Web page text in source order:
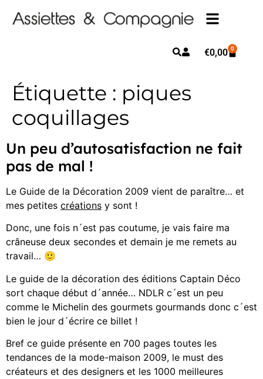
€0,00 0
Étiquette : piques
coquillages
Un peu d’autosatisfaction ne fait
pas de mal !
Le Guide de la Décoration 2009 vient de paraître… et
mes petites créations y sont !
Donc, une fois n´est pas coutume, je vais faire ma
crâneuse deux secondes et demain je me remets au
travail… 🙂
Le guide de la décoration des éditions Captain Déco
sort chaque début d´année… NDLR c´est un peu
comme le Michelin des gourmets gourmands donc c´est
bien le jour d´écrire ce billet !
Bref ce guide présente en 700 pages toutes les
tendances de la mode-maison 2009, le must des
créateurs et des designers et les 1000 meilleures